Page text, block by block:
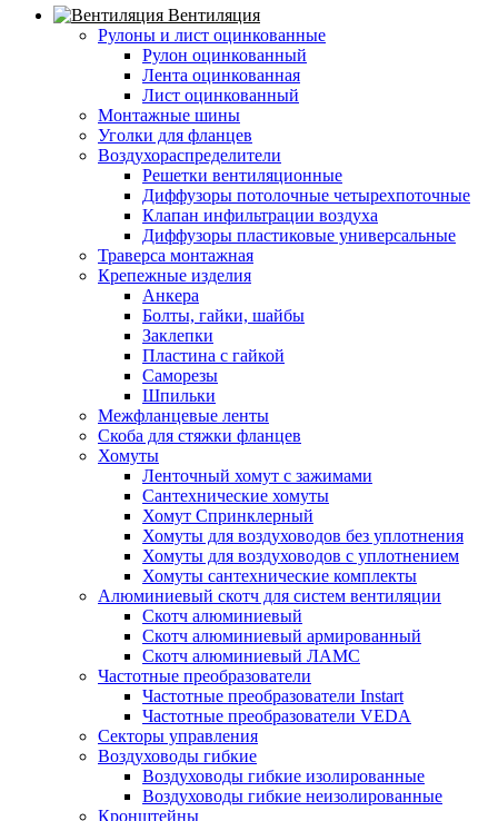
Вентиляция
Рулоны и лист оцинкованные
Рулон оцинкованный
Лента оцинкованная
Лист оцинкованный
Монтажные шины
Уголки для фланцев
Воздухораспределители
Решетки вентиляционные
Диффузоры потолочные четырехпоточные
Клапан инфильтрации воздуха
Диффузоры пластиковые универсальные
Траверса монтажная
Крепежные изделия
Анкера
Болты, гайки, шайбы
Заклепки
Пластина с гайкой
Саморезы
Шпильки
Межфланцевые ленты
Скоба для стяжки фланцев
Хомуты
Ленточный хомут с зажимами
Сантехнические хомуты
Хомут Спринклерный
Хомуты для воздуховодов без уплотнения
Хомуты для воздуховодов с уплотнением
Хомуты сантехнические комплекты
Алюминиевый скотч для систем вентиляции
Скотч алюминиевый
Скотч алюминиевый армированный
Скотч алюминиевый ЛАМС
Частотные преобразователи
Частотные преобразователи Instart
Частотные преобразователи VEDA
Секторы управления
Воздуховоды гибкие
Воздуховоды гибкие изолированные
Воздуховоды гибкие неизолированные
Кронштейны